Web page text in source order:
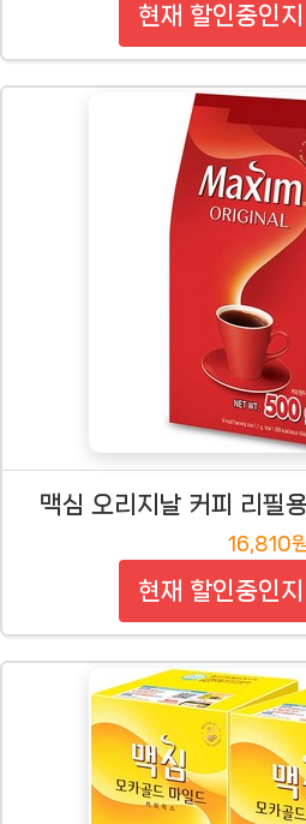
현재 할인중인지
맥심 오리지날 커피 리필
16,810
현재 할인중인지